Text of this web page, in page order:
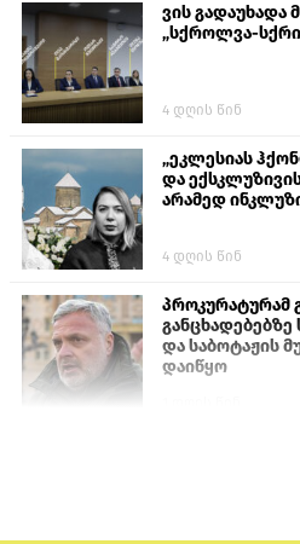
ვის გადაუხადა
„სქროლვა-
4 დღის წინ
„ეკლესიას
და
არამედ
4 დღის წინ
პროკურატურამ
და საბოტაჟის
დაიწყო